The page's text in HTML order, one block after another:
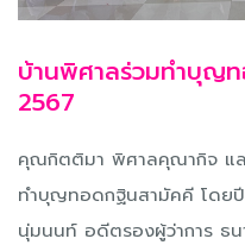
บ้านพิศาลร่วมทำบุญ
2567
คุณกิตติมา พิศาลคุณากิจ แล
ทำบุญทอดกฐินสามัคคี โดย
นุ่มนนท์ อดีตรองผู้ว่าการ ธน